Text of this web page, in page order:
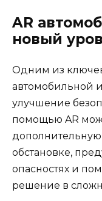
AR
новый
Одним из
автомобильной
улучшение
помощью AR
обстановке,
опасностях и
решение в